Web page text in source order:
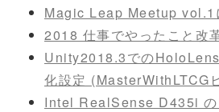
Magic Leap Meetup vol.1
2018 仕事でやったこと改
Unity2018.3での
化設定 (MasterWithLTCG
Intel RealSense D435i の